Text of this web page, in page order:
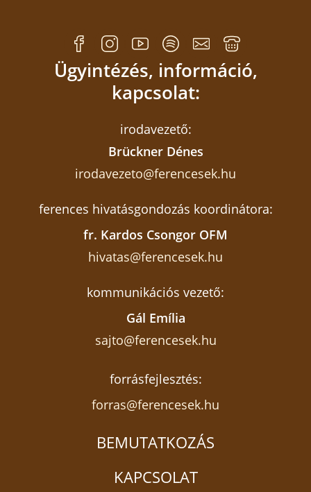
Ügyintézés, információ,
kapcsolat:
irodavezető:
Brückner Dénes
irodavezeto@ferencesek.hu
ferences hivatásgondozás koordinátora:
fr. Kardos Csongor OFM
hivatas@ferencesek.hu
kommunikációs vezető:
Gál Emília
sajto@ferencesek.hu
forrásfejlesztés:
forras@ferencesek.hu
BEMUTATKOZÁS
KAPCSOLAT